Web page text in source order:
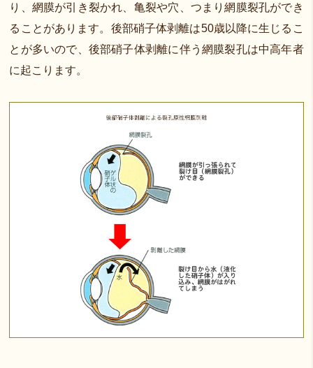
り、網膜が引き裂かれ、亀裂や穴、つまり網膜裂孔ができ
ることがあります。後部硝子体剥離は50歳以降に生じるこ
とが多いので、後部硝子体剥離に伴う網膜裂孔は中高年者
に起こります。